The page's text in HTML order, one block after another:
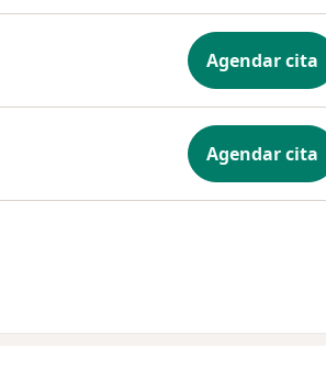
Agendar cita
Agendar cita